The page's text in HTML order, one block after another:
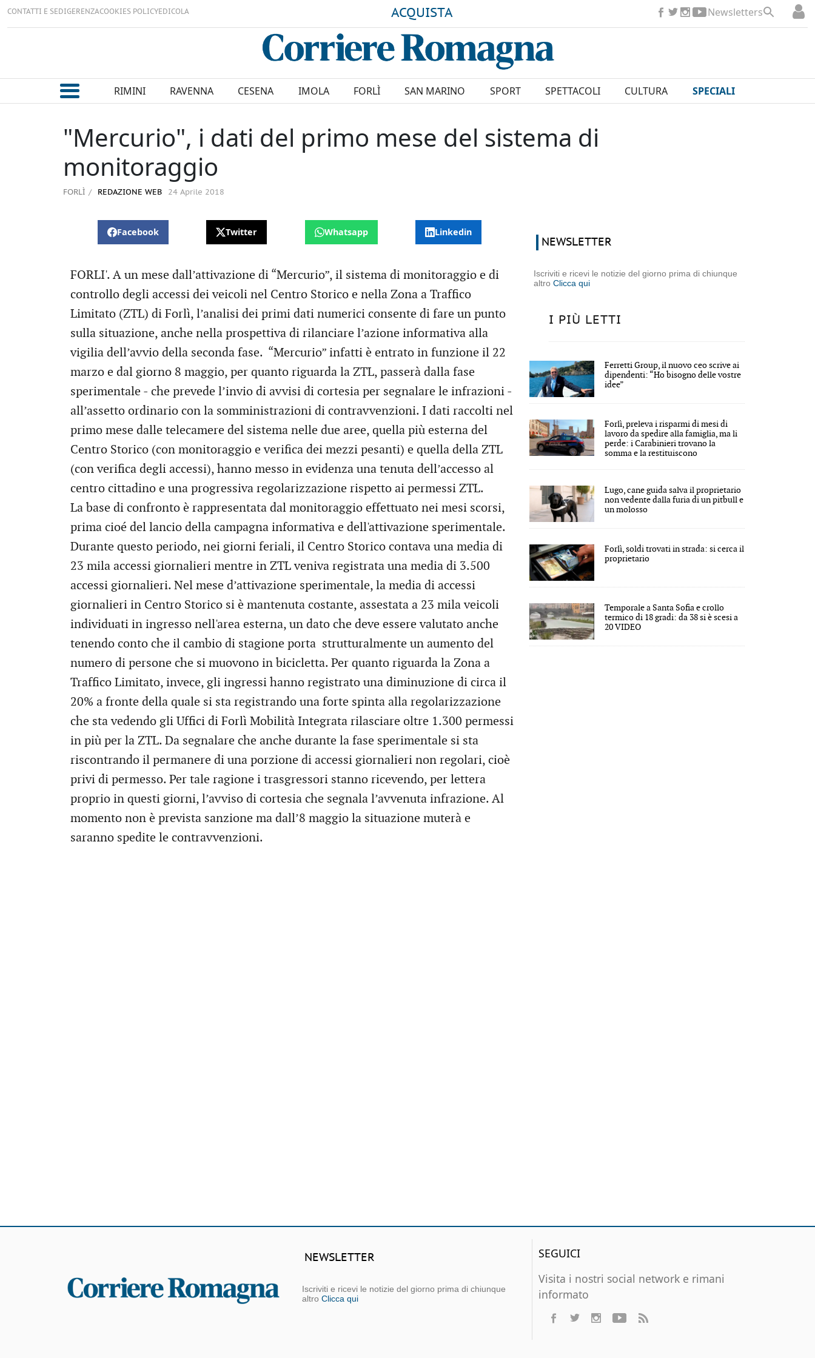
CONTATTI E SEDIGERENZACOOKIES POLICYEDICOLA ACQUISTA Newsletters
RIMINI RAVENNA CESENA IMOLA FORLÌ SAN MARINO SPORT SPETTACOLI CULTURA SPECIALI
"Mercurio", i dati del primo mese del sistema di
monitoraggio
FORLÌ REDAZIONE WEB 24 Aprile 2018
Facebook Twitter Whatsapp Linkedin
FORLI'. A un mese dall’attivazione di “Mercurio”, il sistema di monitoraggio e di
controllo degli accessi dei veicoli nel Centro Storico e nella Zona a Traffico
Limitato (ZTL) di Forlì, l’analisi dei primi dati numerici consente di fare un punto
sulla situazione, anche nella prospettiva di rilanciare l’azione informativa alla
vigilia dell’avvio della seconda fase. “Mercurio” infatti è entrato in funzione il 22
marzo e dal giorno 8 maggio, per quanto riguarda la ZTL, passerà dalla fase
sperimentale - che prevede l’invio di avvisi di cortesia per segnalare le infrazioni -
all’assetto ordinario con la somministrazioni di contravvenzioni. I dati raccolti nel
primo mese dalle telecamere del sistema nelle due aree, quella più esterna del
Centro Storico (con monitoraggio e verifica dei mezzi pesanti) e quella della ZTL
(con verifica degli accessi), hanno messo in evidenza una tenuta dell’accesso al
centro cittadino e una progressiva regolarizzazione rispetto ai permessi ZTL.
La base di confronto è rappresentata dal monitoraggio effettuato nei mesi scorsi,
prima cioé del lancio della campagna informativa e dell'attivazione sperimentale.
Durante questo periodo, nei giorni feriali, il Centro Storico contava una media di
23 mila accessi giornalieri mentre in ZTL veniva registrata una media di 3.500
accessi giornalieri. Nel mese d’attivazione sperimentale, la media di accessi
giornalieri in Centro Storico si è mantenuta costante, assestata a 23 mila veicoli
individuati in ingresso nell'area esterna, un dato che deve essere valutato anche
tenendo conto che il cambio di stagione porta strutturalmente un aumento del
numero di persone che si muovono in bicicletta. Per quanto riguarda la Zona a
Traffico Limitato, invece, gli ingressi hanno registrato una diminuzione di circa il
20% a fronte della quale si sta registrando una forte spinta alla regolarizzazione
che sta vedendo gli Uffici di Forlì Mobilità Integrata rilasciare oltre 1.300 permessi
in più per la ZTL. Da segnalare che anche durante la fase sperimentale si sta
riscontrando il permanere di una porzione di accessi giornalieri non regolari, cioè
privi di permesso. Per tale ragione i trasgressori stanno ricevendo, per lettera
proprio in questi giorni, l’avviso di cortesia che segnala l’avvenuta infrazione. Al
momento non è prevista sanzione ma dall’8 maggio la situazione muterà e
saranno spedite le contravvenzioni.
NEWSLETTER
Iscriviti e ricevi le notizie del giorno prima di chiunque
altroClicca qui
I PIÙ LETTI
Ferretti Group, il nuovo ceo scrive ai
dipendenti: “Ho bisogno delle vostre
idee”
Forlì, preleva i risparmi di mesi di
lavoro da spedire alla famiglia, ma li
perde: i Carabinieri trovano la
somma e la restituiscono
Lugo, cane guida salva il proprietario
non vedente dalla furia di un pitbull e
un molosso
Forlì, soldi trovati in strada: si cerca il
proprietario
Temporale a Santa Sofia e crollo
termico di 18 gradi: da 38 si è scesi a
20 VIDEO
NEWSLETTER
Iscriviti e ricevi le notizie del giorno prima di chiunque
altro Clicca qui
SEGUICI
Visita i nostri social network e rimani
informato